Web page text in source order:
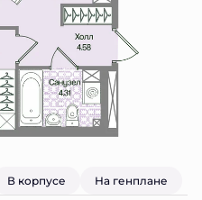
В корпусе На генплане